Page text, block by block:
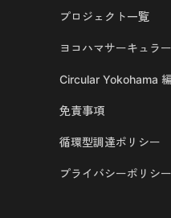
プロジェクト一覧
ヨコハマサーキュラ
Circular Yokohama
免責事項
循環型調達ポリシー
プライバシーポリシー